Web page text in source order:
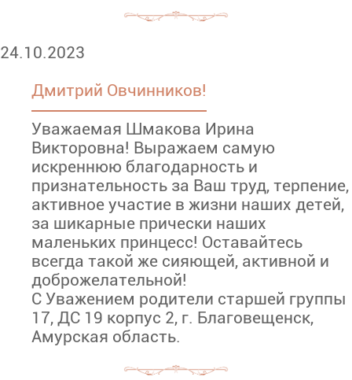
24.10.2023
Дмитрий Овчинников!
Уважаемая Шмакова Ирина
Викторовна! Выражаем самую
искреннюю благодарность и
признательность за Ваш труд, терпение,
активное участие в жизни наших детей,
за шикарные прически наших
маленьких принцесс! Оставайтесь
всегда такой же сияющей, активной и
доброжелательной!
С Уважением родители старшей группы
17, ДС 19 корпус 2, г. Благовещенск,
Амурская область.